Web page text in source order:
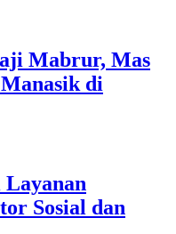
Mabrur, Mas
di
Sosial dan